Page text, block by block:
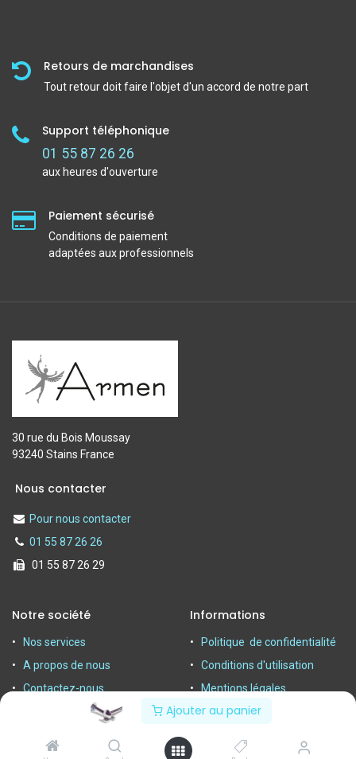
Ajouter au panier
Retours de marchandises
Tout retour doit faire l'objet d'un accord de notre part
Support téléphonique
01 55 87 26 26
aux heures d'ouverture
Paiement sécurisé
Conditions de paiement
adaptées aux professionnels
30 rue du Bois Moussay
93240 Stains France
Nous contacter
Pour nous contacter
01 55 87 26 26
01 55 87 26 29
Notre société
Nos services
A propos de nous
Contactez-nous
Informations
Politique de confidentialité
Conditions d'utilisation
Mentions légales